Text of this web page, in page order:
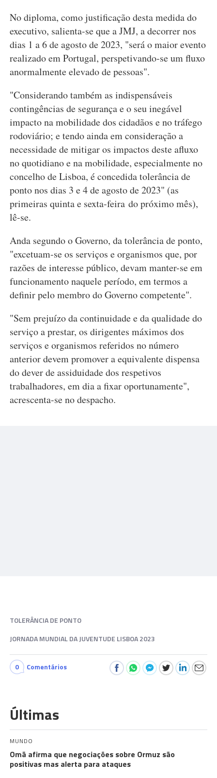
No diploma, como justificação desta medida do
executivo, salienta-se que a JMJ, a decorrer nos
dias 1 a 6 de agosto de 2023, "será o maior evento
realizado em Portugal, perspetivando-se um fluxo
anormalmente elevado de pessoas".
"Considerando também as indispensáveis
contingências de segurança e o seu inegável
impacto na mobilidade dos cidadãos e no tráfego
rodoviário; e tendo ainda em consideração a
necessidade de mitigar os impactos deste afluxo
no quotidiano e na mobilidade, especialmente no
concelho de Lisboa, é concedida tolerância de
ponto nos dias 3 e 4 de agosto de 2023" (as
primeiras quinta e sexta-feira do próximo mês),
lê-se.
Anda segundo o Governo, da tolerância de ponto,
"excetuam-se os serviços e organismos que, por
razões de interesse público, devam manter-se em
funcionamento naquele período, em termos a
definir pelo membro do Governo competente".
"Sem prejuízo da continuidade e da qualidade do
serviço a prestar, os dirigentes máximos dos
serviços e organismos referidos no número
anterior devem promover a equivalente dispensa
do dever de assiduidade dos respetivos
trabalhadores, em dia a fixar oportunamente",
acrescenta-se no despacho.
TOLERÂNCIA DE PONTO
JORNADA MUNDIAL DA JUVENTUDE LISBOA 2023
0 Comentários
Últimas
MUNDO
Omã afirma que negociações sobre Ormuz são
positivas mas alerta para ataques